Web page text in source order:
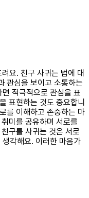
요. 친구 사귀는 법에 대
관심을 보이고 소통하는
적극적으로 관심을 표
표현하는 것도 중요합니
를 이해하고 존중하는 마
미를 공유하며 서로를
구를 사귀는 것은 서로
각해요. 이러한 마음가